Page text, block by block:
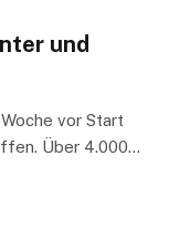
und
vor Start
Über 4.000…